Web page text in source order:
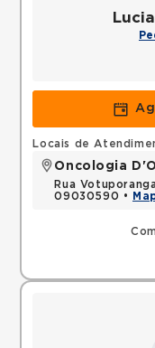
Locais de
Oncologia
Rua
09030590 •